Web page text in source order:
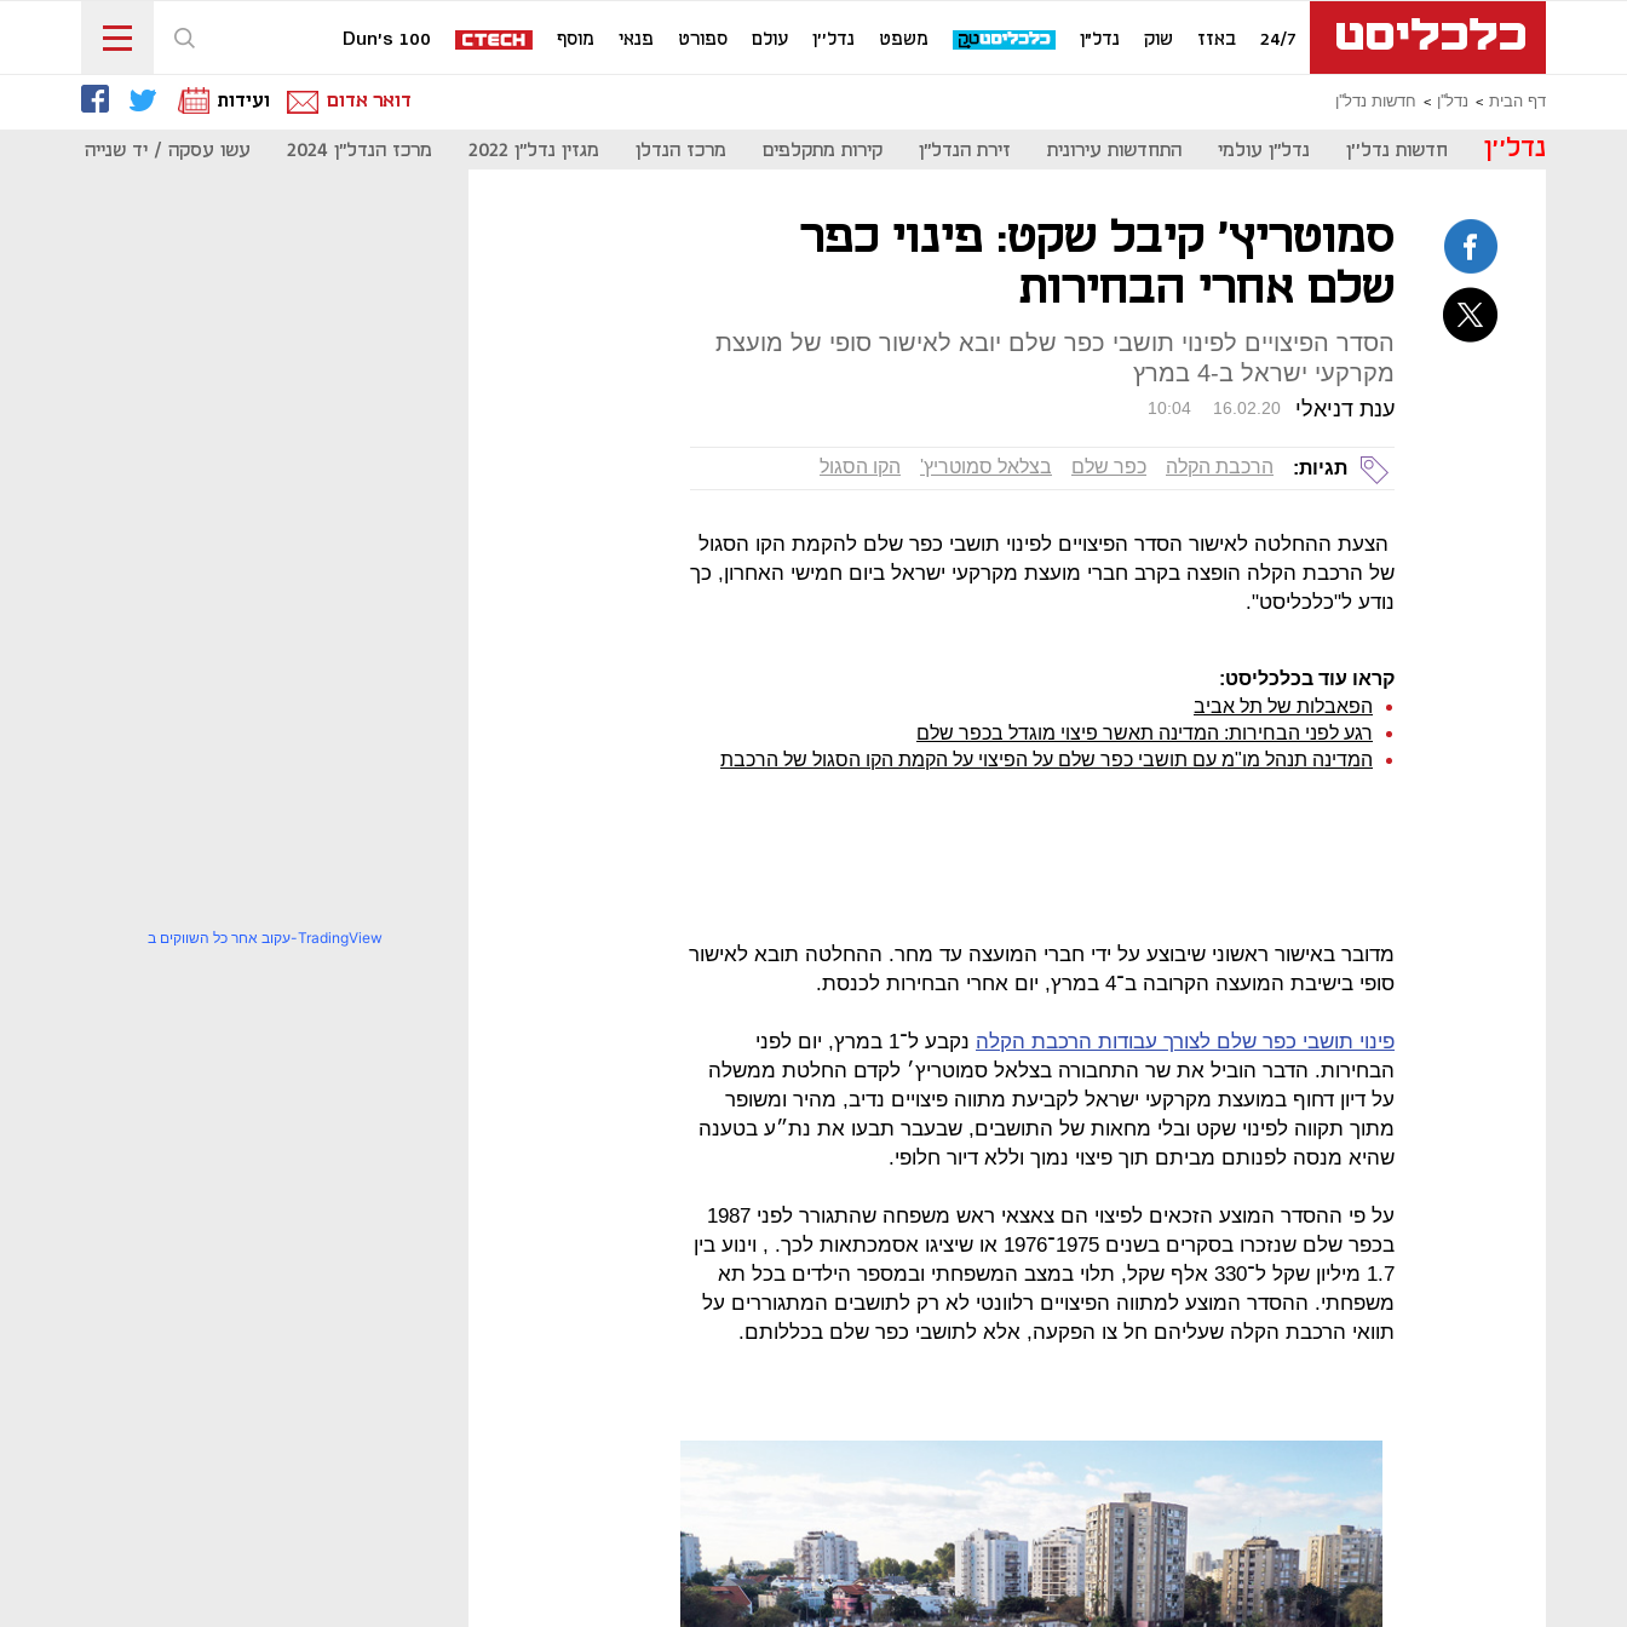
24/7 באזז שוק נדל"ן משפט נדל''ן עולם ספורט פנאי מוסף Dun's 100
דף הבית נדל''ן חדשות נדל''ן דואר אדום ועידות
נדל''ן חדשות נדל''ן נדל"ן עולמי התחדשות עירונית זירת הנדל"ן קירות מתקלפים מרכז הנדלן מגזין נדל"ן 2022 מרכז הנדל"ן 2024 עשו עסקה / יד שנייה
סמוטריץ' קיבל שקט: פינוי כפר
שלם אחרי הבחירות
הסדר הפיצויים לפינוי תושבי כפר שלם יובא לאישור סופי של מועצת
מקרקעי ישראל ב-4 במרץ
ענת דניאלי 10:04 16.02.20
תגיות: הרכבת הקלה כפר שלם בצלאל סמוטריץ' הקו הסגול
הצעת ההחלטה לאישור הסדר הפיצויים לפינוי תושבי כפר שלם להקמת הקו הסגול
של הרכבת הקלה הופצה בקרב חברי מועצת מקרקעי ישראל ביום חמישי האחרון, כך
נודע ל"כלכליסט".
קראו עוד בכלכליסט:
הפאבלות של תל אביב
רגע לפני הבחירות: המדינה תאשר פיצוי מוגדל בכפר שלם
המדינה תנהל מו"מ עם תושבי כפר שלם על הפיצוי על הקמת הקו הסגול של הרכבת
מדובר באישור ראשוני שיבוצע על ידי חברי המועצה עד מחר. ההחלטה תובא לאישור
סופי בישיבת המועצה הקרובה ב־4 במרץ, יום אחרי הבחירות לכנסת.
פינוי תושבי כפר שלם לצורך עבודות הרכבת הקלה
נקבע ל־1 במרץ, יום לפני
הבחירות. הדבר הוביל את שר התחבורה בצלאל סמוטריץ׳ לקדם החלטת ממשלה
על דיון דחוף במועצת מקרקעי ישראל לקביעת מתווה פיצויים נדיב, מהיר ומשופר
מתוך תקווה לפינוי שקט ובלי מחאות של התושבים, שבעבר תבעו את נת״ע בטענה
שהיא מנסה לפנותם מביתם תוך פיצוי נמוך וללא דיור חלופי.
על פי ההסדר המוצע הזכאים לפיצוי הם צאצאי ראש משפחה שהתגורר לפני 1987
בכפר שלם שנזכרו בסקרים בשנים 1975־1976 או שיציגו אסמכתאות לכך. , וינוע בין
1.7 מיליון שקל ל־330 אלף שקל, תלוי במצב המשפחתי ובמספר הילדים בכל תא
משפחתי. ההסדר המוצע למתווה הפיצויים רלוונטי לא רק לתושבים המתגוררים על
תוואי הרכבת הקלה שעליהם חל צו הפקעה, אלא לתושבי כפר שלם בכללותם.
עקוב אחר כל השווקים ב-TradingView